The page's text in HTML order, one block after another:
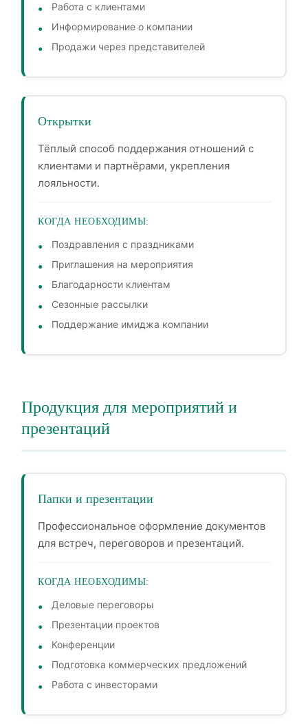
Работа с клиентами
Информирование о компании
Продажи через представителей
Открытки
Тёплый способ поддержания отношений с
клиентами и партнёрами, укрепления
лояльности.
КОГДА НЕОБХОДИМЫ:
Поздравления с праздниками
Приглашения на мероприятия
Благодарности клиентам
Сезонные рассылки
Поддержание имиджа компании
Продукция для мероприятий и
презентаций
Папки и презентации
Профессиональное оформление документов
для встреч, переговоров и презентаций.
КОГДА НЕОБХОДИМЫ:
Деловые переговоры
Презентации проектов
Конференции
Подготовка коммерческих предложений
Работа с инвесторами